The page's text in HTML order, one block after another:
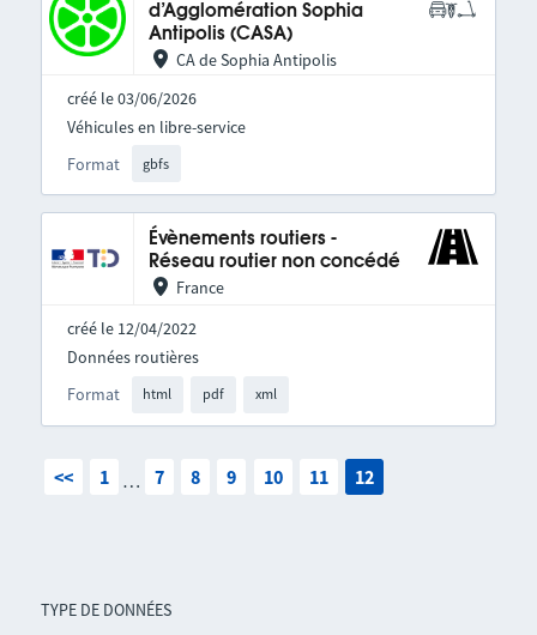
TYPE DE DONNÉES
d’Agglomération Sophia
Antipolis (CASA)
CA de Sophia Antipolis
créé le 03/06/2026
Format gbfs
Véhicules en libre-service
Évènements routiers -
Réseau routier non concédé
France
créé le 12/04/2022
Format html pdf xml
Données routières
<< 1 … 7 8 9 10 11 12